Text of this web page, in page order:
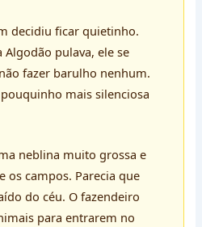
decidiu ficar quietinho.
pulava, ele se
fazer barulho nenhum.
mais silenciosa
neblina muito grossa e
os campos. Parecia que
do céu. O fazendeiro
para entrarem no